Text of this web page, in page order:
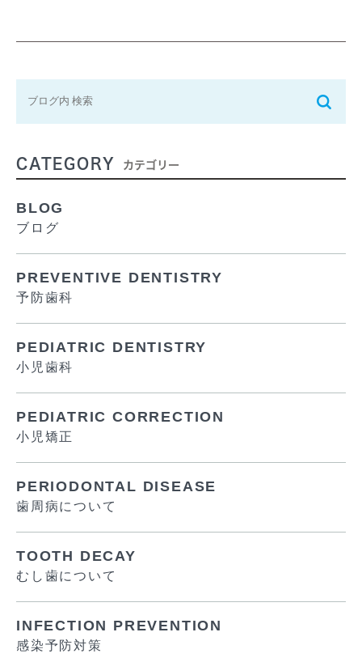
CATEGORY カテゴリー
BLOG
ブログ
PREVENTIVE DENTISTRY
予防歯科
PEDIATRIC DENTISTRY
小児歯科
PEDIATRIC CORRECTION
小児矯正
PERIODONTAL DISEASE
歯周病について
TOOTH DECAY
むし歯について
INFECTION PREVENTION
感染予防対策